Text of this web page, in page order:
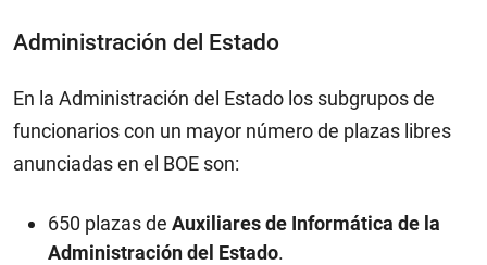
Administración del Estado
En la Administración del Estado los subgrupos de
funcionarios con un mayor número de plazas libres
anunciadas en el BOE son:
650 plazas de Auxiliares de Informática de la
Administración del Estado.